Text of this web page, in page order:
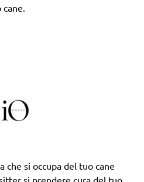
che si occupa del tuo cane
si prendere cura del tuo